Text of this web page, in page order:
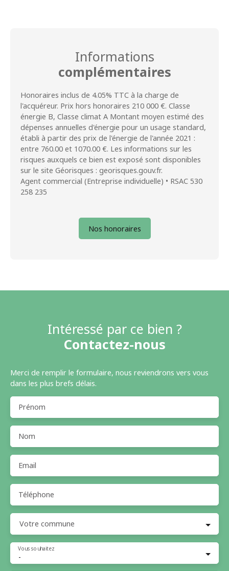
Informations
complémentaires
Honoraires inclus de 4.05% TTC à la charge de
l'acquéreur. Prix hors honoraires 210 000 €. Classe
énergie B, Classe climat A Montant moyen estimé des
dépenses annuelles d'énergie pour un usage standard,
établi à partir des prix de l'énergie de l'année 2021 :
entre 760.00 et 1070.00 €. Les informations sur les
risques auxquels ce bien est exposé sont disponibles
sur le site Géorisques : georisques.gouv.fr.
Agent commercial (Entreprise individuelle) • RSAC 530
258 235
Nos honoraires
Intéressé par ce bien ?
Contactez-nous
Merci de remplir le formulaire, nous reviendrons vers vous
dans les plus brefs délais.
Prénom
Nom
Email
Téléphone
Votre commune
-
Vous souhaitez